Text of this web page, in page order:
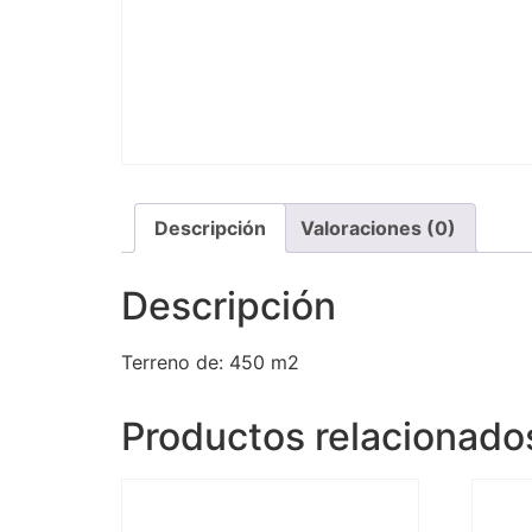
Descripción Valoraciones (0)
Descripción
Terreno de: 450 m2
Productos